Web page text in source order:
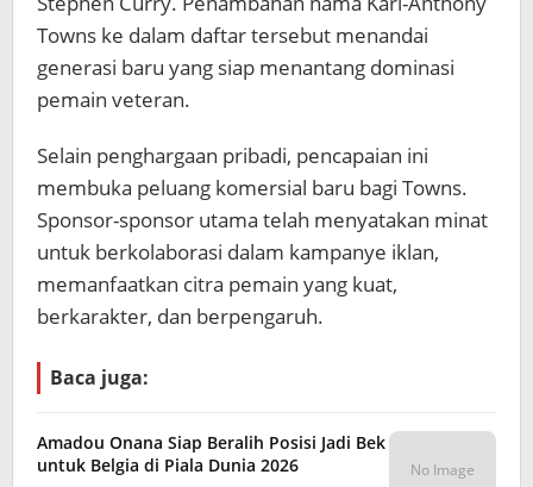
Towns ke dalam daftar tersebut menandai
generasi baru yang siap menantang dominasi
pemain veteran.
Selain penghargaan pribadi, pencapaian ini
membuka peluang komersial baru bagi Towns.
Sponsor-sponsor utama telah menyatakan minat
untuk berkolaborasi dalam kampanye iklan,
memanfaatkan citra pemain yang kuat,
berkarakter, dan berpengaruh.
Baca juga:
Amadou Onana Siap Beralih Posisi Jadi Bek
untuk Belgia di Piala Dunia 2026
No Image